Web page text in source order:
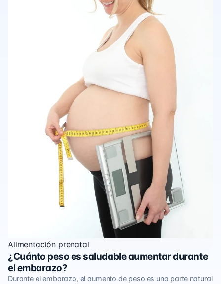
Alimentación prenatal
¿Cuánto peso es saludable aumentar durante
el embarazo?
Durante el embarazo, el aumento de peso es una parte natural